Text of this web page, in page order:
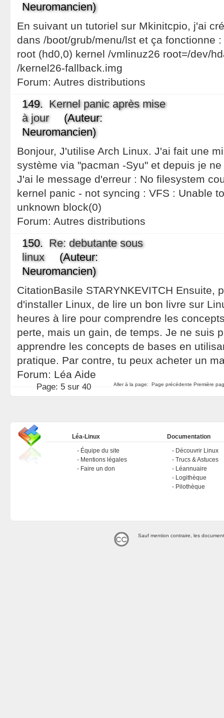
Neuromancien)
En suivant un tutoriel sur Mkinitcpio, j'ai
dans /boot/grub/menu/lst et ça fonctionne
root (hd0,0) kernel /vmlinuz26 root=/dev/
/kernel26-fallback.img
Forum: Autres distributions
149. Kernel panic après mise
à jour(Auteur:
Neuromancien)
Bonjour, J'utilise Arch Linux. J'ai fait une
système via "pacman -Syu" et depuis je
J'ai le message d'erreur : No filesystem
kernel panic - not syncing : VFS : Unable
unknown block(0)
Forum: Autres distributions
150. Re: debutante sous
linux(Auteur:
Neuromancien)
CitationBasile STARYNKEVITCH Ensuite,
d'installer Linux, de lire un bon livre sur
heures à lire pour comprendre les
perte, mais un gain, de temps. Je ne suis
apprendre les concepts de bases en
pratique. Par contre, tu peux acheter un
Forum: Léa Aide
Aller à la page: Page précédente Première
Page: 5 sur 40
Léa-Linux
Équipe du site
Mentions légales
Faire un don
Documentation
Découvrir Linux
Trucs & Astuces
Léannuaire
Logithèque
Pilothèque
Sauf mention contraire, les